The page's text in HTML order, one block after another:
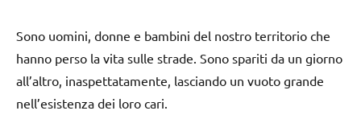
Sono uomini, donne e bambini del nostro territorio che
hanno perso la vita sulle strade. Sono spariti da un giorno
all’altro, inaspettatamente, lasciando un vuoto grande
nell’esistenza dei loro cari.